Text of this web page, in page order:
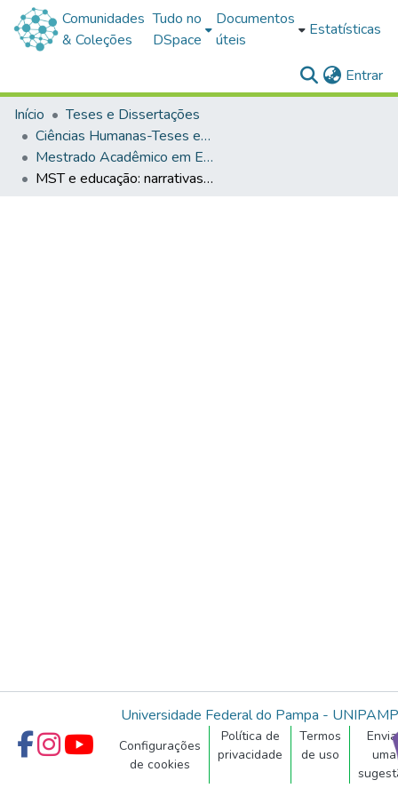
Comunidades
& Coleções
Tudo no
DSpace
Documentos
úteis
Estatísticas
Entrar
Início
Teses e Dissertações
Ciências Humanas-Teses e Dissertações
Mestrado Acadêmico em Ensino
MST e educação: narrativas sem-terra e a luta pela escola do campo Chico Mendes em Hulha Negra/RS
Universidade Federal do Pampa -
Configurações
de cookies
Política de
privacidade
Termos
de uso
uma